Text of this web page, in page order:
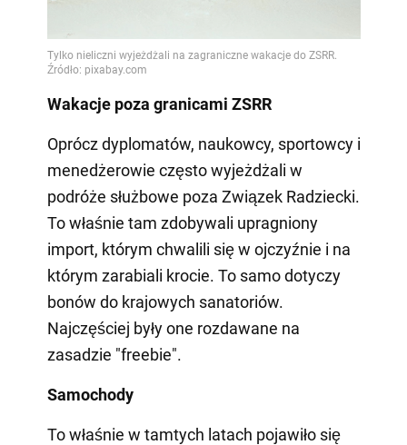
Wakacje poza granicami ZSRR
Oprócz dyplomatów, naukowcy, sportowcy i
menedżerowie często wyjeżdżali w
podróże służbowe poza Związek Radziecki.
To właśnie tam zdobywali upragniony
import, którym chwalili się w ojczyźnie i na
którym zarabiali krocie. To samo dotyczy
bonów do krajowych sanatoriów.
Najczęściej były one rozdawane na
zasadzie "freebie".
Samochody
To właśnie w tamtych latach pojawiło się